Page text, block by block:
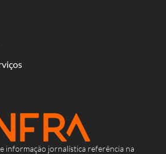
informação jornalística referência na